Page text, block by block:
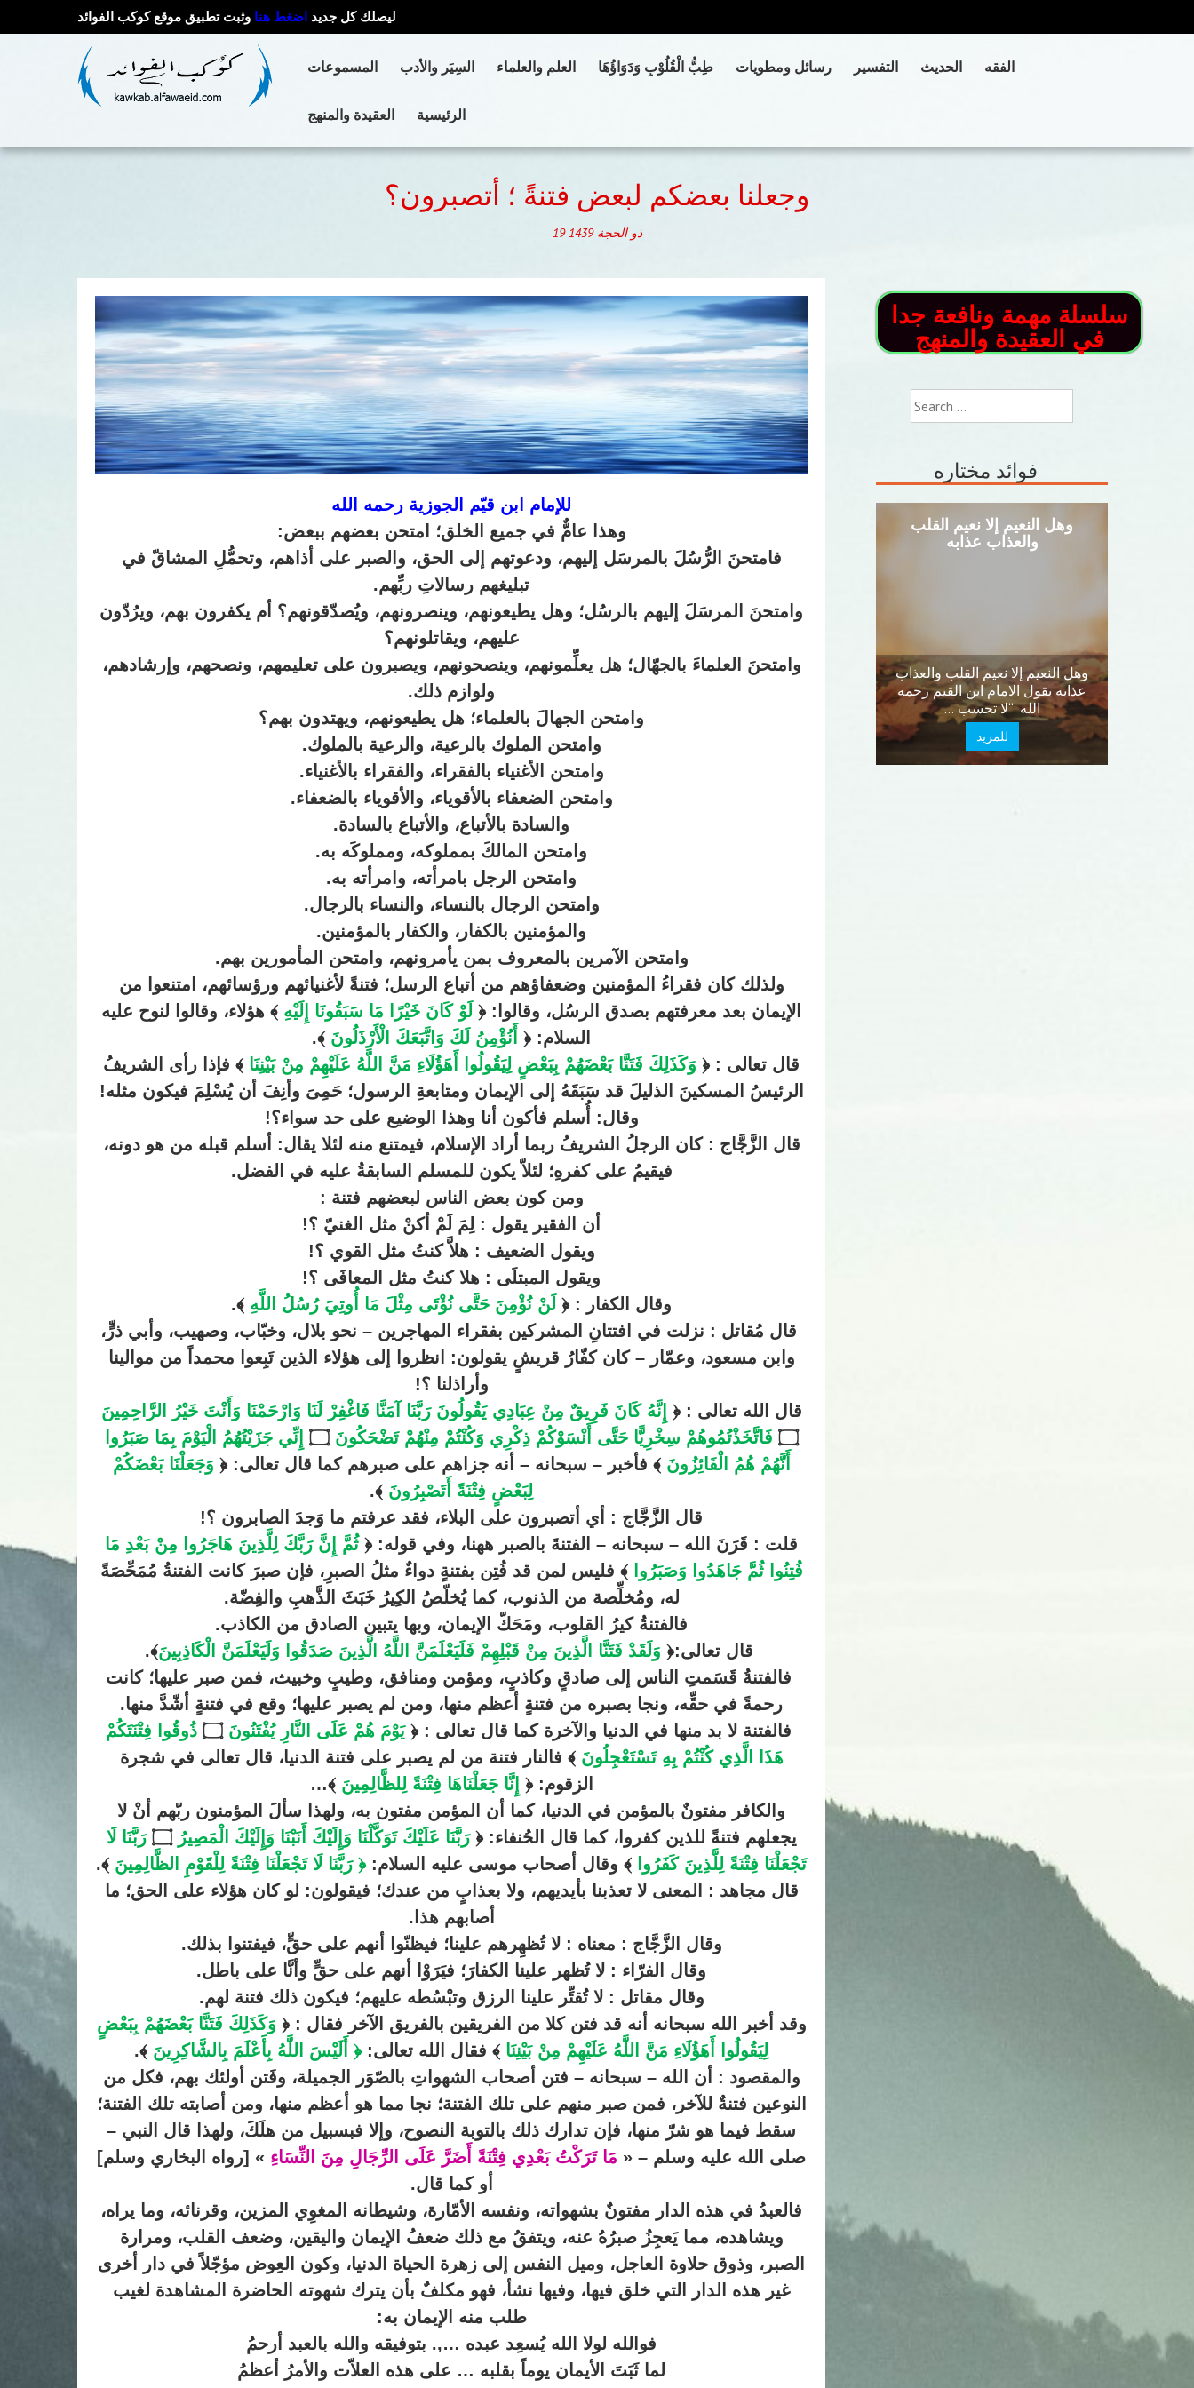
ليصلك كل جديد اضغط هنا وثبت تطبيق موقع كوكب الفوائد
المسموعات السِيَر والأدب العلم والعلماء طِبُّ الْقُلُوْبِ وَدَوَاؤُهَا رسائل ومطويات التفسير الحديث الفقه
العقيدة والمنهج الرئيسية
وجعلنا بعضكم لبعض فتنةً ؛ أتصبرون؟
19 ذو الحجة 1439
للإمام ابن قيّم الجوزية رحمه الله
وهذا عامٌّ في جميع الخلق؛ امتحن بعضهم ببعض:
فامتحنَ الرُّسُلَ بالمرسَل إليهم، ودعوتهم إلى الحق، والصبر على أذاهم، وتحمُّلِ المشاقّ في
تبليغهم رسالاتِ ربِّهم.
وامتحنَ المرسَلَ إليهم بالرسُل؛ وهل يطيعونهم، وينصرونهم، ويُصدّقونهم؟ أم يكفرون بهم، ويرُدّون
عليهم، ويقاتلونهم؟
وامتحنَ العلماءَ بالجهّال؛ هل يعلِّمونهم، وينصحونهم، ويصبرون على تعليمهم، ونصحهم، وإرشادهم،
ولوازم ذلك.
وامتحن الجهالَ بالعلماء؛ هل يطيعونهم، ويهتدون بهم؟
وامتحن الملوك بالرعية، والرعية بالملوك.
وامتحن الأغنياء بالفقراء، والفقراء بالأغنياء.
وامتحن الضعفاء بالأقوياء، والأقوياء بالضعفاء.
والسادة بالأتباع، والأتباع بالسادة.
وامتحن المالكَ بمملوكه، ومملوكَه به.
وامتحن الرجل بامرأته، وامرأته به.
وامتحن الرجال بالنساء، والنساء بالرجال.
والمؤمنين بالكفار، والكفار بالمؤمنين.
وامتحن الآمرين بالمعروف بمن يأمرونهم، وامتحن المأمورين بهم.
ولذلك كان فقراءُ المؤمنين وضعفاؤهم من أتباع الرسل؛ فتنةً لأغنيائهم ورؤسائهم، امتنعوا من
الإيمان بعد معرفتهم بصدق الرسُل، وقالوا: ﴿ لَوْ كَانَ خَيْرًا مَا سَبَقُونَا إِلَيْهِ ﴾ هؤلاء، وقالوا لنوح عليه
السلام: ﴿ أَنُؤْمِنُ لَكَ وَاتَّبَعَكَ الْأَرْذَلُونَ ﴾.
قال تعالى : ﴿ وَكَذَلِكَ فَتَنَّا بَعْضَهُمْ بِبَعْضٍ لِيَقُولُوا أَهَؤُلَاءِ مَنَّ اللَّهُ عَلَيْهِمْ مِنْ بَيْنِنَا ﴾ فإذا رأى الشريفُ
الرئيسُ المسكينَ الذليلَ قد سَبَقَهُ إلى الإيمان ومتابعةِ الرسول؛ حَمِىَ وأنِفَ أن يُسْلِمَ فيكون مثله!
وقال: أُسلم فأكون أنا وهذا الوضيع على حد سواء؟!
قال الزَّجَّاج : كان الرجلُ الشريفُ ربما أراد الإسلام، فيمتنع منه لئلا يقال: أسلم قبله من هو دونه،
فيقيمُ على كفرهِ؛ لئلاّ يكون للمسلم السابقةُ عليه في الفضل.
ومن كون بعض الناس لبعضهم فتنة :
أن الفقير يقول : لِمَ لَمْ أكنْ مثل الغنيّ ؟!
ويقول الضعيف : هلاَّ كنتُ مثل القوي ؟!
ويقول المبتلَى : هلا كنتُ مثل المعافَى ؟!
وقال الكفار : ﴿ لَنْ نُؤْمِنَ حَتَّى نُؤْتَى مِثْلَ مَا أُوتِيَ رُسُلُ اللَّهِ ﴾.
قال مُقاتل : نزلت في افتتانِ المشركين بفقراء المهاجرين – نحو بلال، وخبّاب، وصهيب، وأبي ذرٍّ،
وابن مسعود، وعمّار – كان كفّارُ قريشٍ يقولون: انظروا إلى هؤلاء الذين تَبِعوا محمداً من موالينا
وأراذلنا ؟!
قال الله تعالى : ﴿ إِنَّهُ كَانَ فَرِيقٌ مِنْ عِبَادِي يَقُولُونَ رَبَّنَا آمَنَّا فَاغْفِرْ لَنَا وَارْحَمْنَا وَأَنْتَ خَيْرُ الرَّاحِمِينَ
۝ فَاتَّخَذْتُمُوهُمْ سِخْرِيًّا حَتَّى أَنْسَوْكُمْ ذِكْرِي وَكُنْتُمْ مِنْهُمْ تَضْحَكُونَ ۝
إِنِّي جَزَيْتُهُمُ الْيَوْمَ بِمَا صَبَرُوا
أَنَّهُمْ هُمُ الْفَائِزُونَ ﴾ فأخبر – سبحانه – أنه جزاهم على صبرهم كما قال تعالى: ﴿ وَجَعَلْنَا بَعْضَكُمْ
لِبَعْضٍ فِتْنَةً أَتَصْبِرُونَ ﴾.
قال الزَّجَّاج : أي أتصبرون على البلاء، فقد عرفتم ما وَجدَ الصابرون ؟!
قلت : قَرَنَ الله – سبحانه – الفتنةَ بالصبر ههنا، وفي قوله: ﴿ ثُمَّ إِنَّ رَبَّكَ لِلَّذِينَ هَاجَرُوا مِنْ بَعْدِ مَا
فُتِنُوا ثُمَّ جَاهَدُوا وَصَبَرُوا ﴾ فليس لمن قد فُتِن بفتنةٍ دواءٌ مثلُ الصبرِ، فإن صبرَ كانت الفتنةُ مُمَحِّصَةً
له، ومُخلِّصة من الذنوب، كما يُخلّصُ الكِيرُ خَبَثَ الذَّهبِ والفِضّة.
فالفتنةُ كيرُ القلوب، ومَحَكّ الإيمان، وبها يتبين الصادق من الكاذب.
قال تعالى:﴿ وَلَقَدْ فَتَنَّا الَّذِينَ مِنْ قَبْلِهِمْ فَلَيَعْلَمَنَّ اللَّهُ الَّذِينَ صَدَقُوا وَلَيَعْلَمَنَّ الْكَاذِبِينَ﴾.
فالفتنةُ قَسَمتِ الناس إلى صادقٍ وكاذبٍ، ومؤمن ومنافق، وطيبٍ وخبيث، فمن صبر عليها؛ كانت
رحمةً في حقِّه، ونجا بصبره من فتنةٍ أعظم منها، ومن لم يصبر عليها؛ وقع في فتنةٍ أشّدَّ منها.
فالفتنة لا بد منها في الدنيا والآخرة كما قال تعالى : ﴿يَوْمَ هُمْ عَلَى النَّارِ يُفْتَنُونَ ۝
ذُوقُوا فِتْنَتَكُمْ
هَذَا الَّذِي كُنْتُمْ بِهِ تَسْتَعْجِلُونَ ﴾ فالنار فتنة من لم يصبر على فتنة الدنيا، قال تعالى في شجرة
الزقوم: ﴿ إِنَّا جَعَلْنَاهَا فِتْنَةً لِلظَّالِمِينَ ﴾…
والكافر مفتونٌ بالمؤمن في الدنيا، كما أن المؤمن مفتون به، ولهذا سألَ المؤمنون ربّهم أنْ لا
يجعلهم فتنةً للذين كفروا، كما قال الحُنفاء: ﴿رَبَّنَا عَلَيْكَ تَوَكَّلْنَا وَإِلَيْكَ أَنَبْنَا وَإِلَيْكَ الْمَصِير ُ ۝
رَبَّنَا لَا
تَجْعَلْنَا فِتْنَةً لِلَّذِينَ كَفَرُوا ﴾ وقال أصحاب موسى عليه السلام:﴿ رَبَّنَا لَا تَجْعَلْنَا فِتْنَةً لِلْقَوْمِ الظَّالِمِينَ ﴾.
قال مجاهد : المعنى لا تعذبنا بأيديهم، ولا بعذابٍ من عندك؛ فيقولون: لو كان هؤلاء على الحق؛ ما
أصابهم هذا.
وقال الزَّجَّاج : معناه : لا تُظهِرهم علينا؛ فيظنّوا أنهم على حقٍّ، فيفتنوا بذلك.
وقال الفرّاء : لا تُظهر علينا الكفارَ؛ فيَرَوْا أنهم على حقٍّ وأنَّا على باطل.
وقال مقاتل : لا تُقتِّر علينا الرزق وتبْسُطه عليهم؛ فيكون ذلك فتنة لهم.
وقد أخبر الله سبحانه أنه قد فتن كلا من الفريقين بالفريق الآخر فقال : ﴿ وَكَذَلِكَ فَتَنَّا بَعْضَهُمْ بِبَعْضٍ
لِيَقُولُوا أَهَؤُلَاءِ مَنَّ اللَّهُ عَلَيْهِمْ مِنْ بَيْنِنَا ﴾ فقال الله تعالى:﴿ أَلَيْسَ اللَّهُ بِأَعْلَمَ بِالشَّاكِرِينَ ﴾.
والمقصود : أن الله – سبحانه – فتن أصحاب الشهواتِ بالصّوَر الجميلة، وفَتن أولئك بهم، فكل من
النوعين فتنةٌ للآخر، فمن صبر منهم على تلك الفتنة؛ نجا مما هو أعظم منها، ومن أصابته تلك الفتنة؛
سقط فيما هو شرّ منها، فإن تدارك ذلك بالتوبة النصوح، وإلا فبسبيل من هلَكَ، ولهذا قال النبي –
صلى الله عليه وسلم – « مَا تَرَكْتُ بَعْدِي فِتْنَةً أَضَرَّ عَلَى الرِّجَالِ مِنَ النِّسَاءِ » [رواه البخاري وسلم]
أو كما قال.
فالعبدُ في هذه الدار مفتونٌ بشهواته، ونفسه الأمّارة، وشيطانه المغوِي المزين، وقرنائه، وما يراه،
ويشاهده، مما يَعجِزُ صبرُهُ عنه، ويتفقُ مع ذلك ضعفُ الإيمان واليقين، وضعف القلب، ومرارة
الصبر، وذوق حلاوة العاجل، وميل النفس إلى زهرة الحياة الدنيا، وكون العِوض مؤجّلاً في دار أخرى
غير هذه الدار التي خلق فيها، وفيها نشأ، فهو مكلفٌ بأن يترك شهوته الحاضرة المشاهدة لغيب
طلب منه الإيمان به:
فوالله لولا الله يُسعِد عبده …,. بتوفيقه والله بالعبد أرحمُ
لما ثَبَتَ الأيمان يوماً بقلبه … على هذه العلاّت والأمرُ أعظمُ
سلسلة مهمة ونافعة جدا
في العقيدة والمنهج
Search
for:
فوائد مختاره
وهل النعيم إلا نعيم القلب
وهل النعيم إلا نعيم القلب والعذاب
عذابه يقول الامام ابن القيم رحمه
الله “لا تحسب …
حشران في الدنيا وحشران في
الآخرة
ذكر القرطبي في تذكرته
أن الحشر أربع : حشران في الدنيا
وحشران في الآخرة ، فاللذان في
الدنيا …
للمزيد